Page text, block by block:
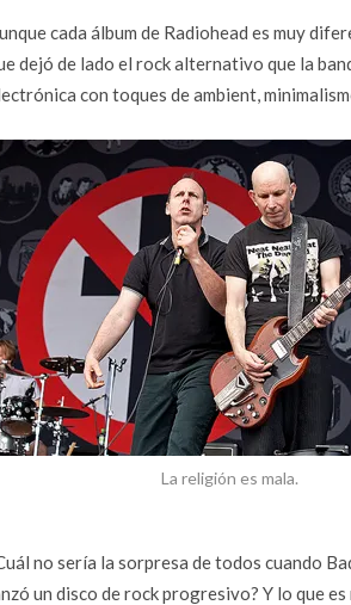
cada álbum de Radiohead es muy
dejó de lado el rock alternativo que la
con toques de ambient,
La religión es mala.
no sería la sorpresa de todos cuando
un disco de rock progresivo? Y lo que es